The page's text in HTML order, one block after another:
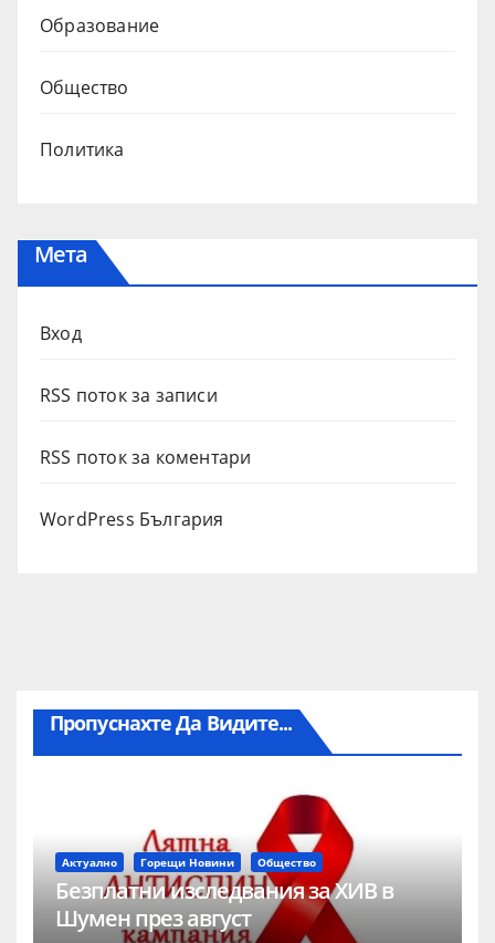
Образование
Общество
Политика
Мета
Вход
RSS поток за записи
RSS поток за коментари
WordPress България
Пропуснахте Да Видите...
Актуално Горещи Новини Общество
Безплатни изследвания за ХИВ в
Шумен през август